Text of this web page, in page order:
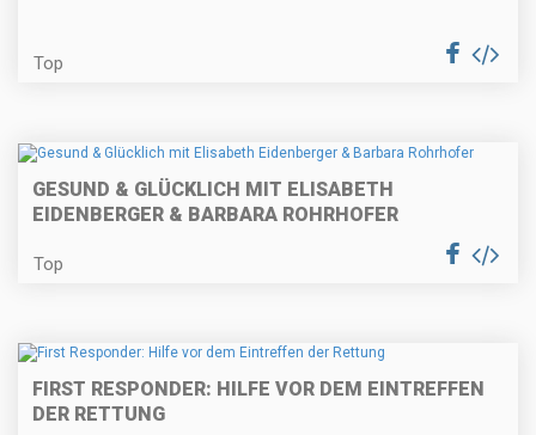
Top
GESUND & GLÜCKLICH MIT ELISABETH
EIDENBERGER & BARBARA ROHRHOFER
Top
FIRST RESPONDER: HILFE VOR DEM EINTREFFEN
DER RETTUNG